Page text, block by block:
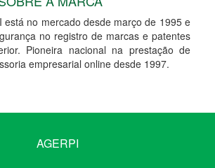
está no mercado desde março de 1995 e
no registro de marcas e patentes
Pioneira nacional na prestação de
empresarial online desde 1997.
AGERPI